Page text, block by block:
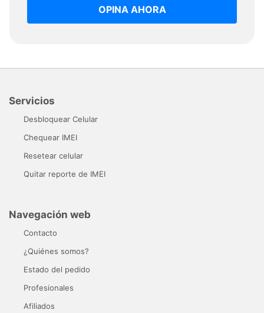
OPINA AHORA
Servicios
Desbloquear Celular
Chequear IMEI
Resetear celular
Quitar reporte de IMEI
Navegación web
Contacto
¿Quiénes somos?
Estado del pedido
Profesionales
Afiliados